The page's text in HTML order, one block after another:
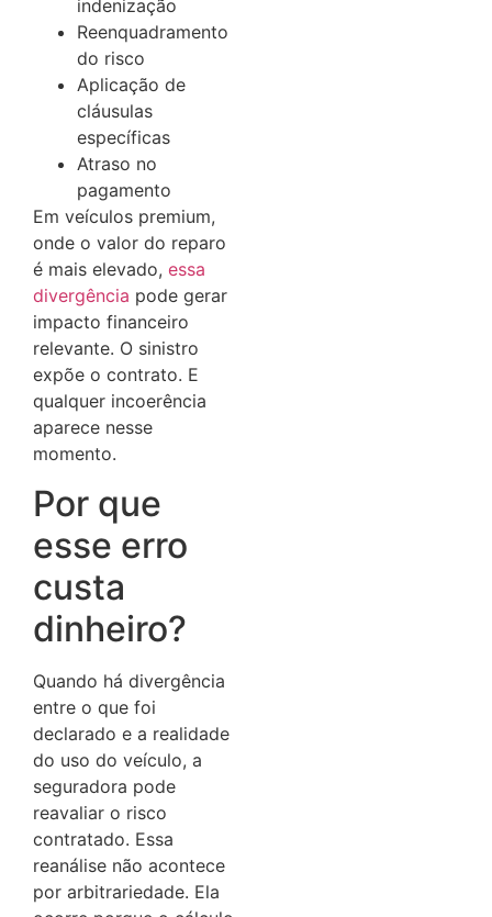
indenização
Reenquadramento
do risco
Aplicação de
cláusulas
específicas
Atraso no
pagamento
Em veículos premium,
onde o valor do reparo
é mais elevado, essa
divergência pode gerar
impacto financeiro
relevante. O sinistro
expõe o contrato. E
qualquer incoerência
aparece nesse
momento.
Por que
esse erro
custa
dinheiro?
Quando há divergência
entre o que foi
declarado e a realidade
do uso do veículo, a
seguradora pode
reavaliar o risco
contratado. Essa
reanálise não acontece
por arbitrariedade. Ela